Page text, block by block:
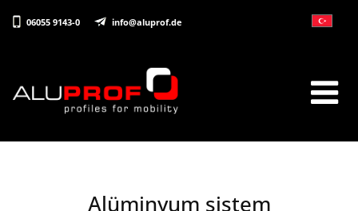
06055 9143-0 info@aluprof.de
Alüminyum sistem